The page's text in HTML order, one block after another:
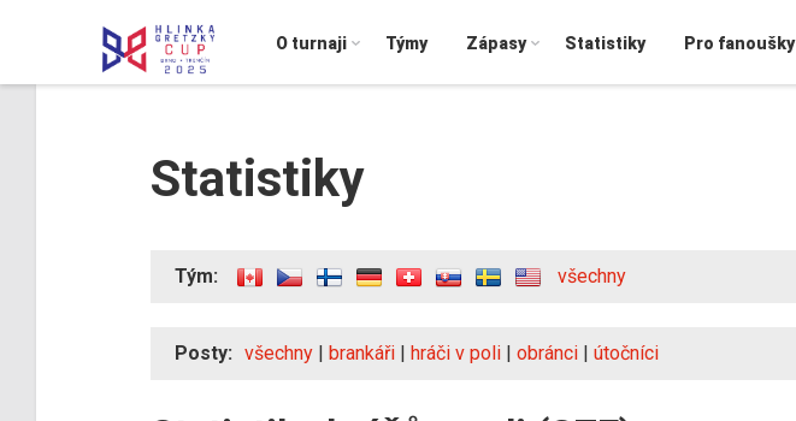
O turnaji Týmy Zápasy Statistiky Pro fanoušky
Statistiky
Tým: všechny
Posty: všechny | brankáři | hráči v poli | obránci | útočníci